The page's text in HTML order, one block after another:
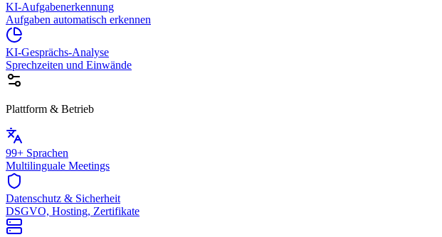
KI-Aufgabenerkennung
Aufgaben automatisch erkennen
KI-Gesprächs-Analyse
Sprechzeiten und Einwände
Plattform & Betrieb
99+ Sprachen
Multilinguale Meetings
Datenschutz & Sicherheit
DSGVO, Hosting, Zertifikate